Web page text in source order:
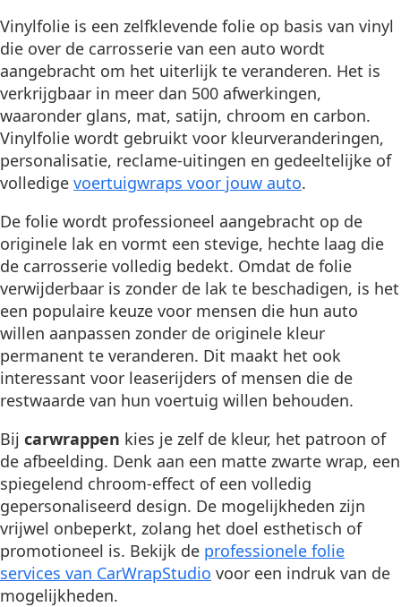
Vinylfolie is een zelfklevende folie op basis van vinyl
die over de carrosserie van een auto wordt
aangebracht om het uiterlijk te veranderen. Het is
verkrijgbaar in meer dan 500 afwerkingen,
waaronder glans, mat, satijn, chroom en carbon.
Vinylfolie wordt gebruikt voor kleurveranderingen,
personalisatie, reclame-uitingen en gedeeltelijke of
volledige voertuigwraps voor jouw auto.
De folie wordt professioneel aangebracht op de
originele lak en vormt een stevige, hechte laag die
de carrosserie volledig bedekt. Omdat de folie
verwijderbaar is zonder de lak te beschadigen, is het
een populaire keuze voor mensen die hun auto
willen aanpassen zonder de originele kleur
permanent te veranderen. Dit maakt het ook
interessant voor leaserijders of mensen die de
restwaarde van hun voertuig willen behouden.
Bij carwrappen kies je zelf de kleur, het patroon of
de afbeelding. Denk aan een matte zwarte wrap, een
spiegelend chroom-effect of een volledig
gepersonaliseerd design. De mogelijkheden zijn
vrijwel onbeperkt, zolang het doel esthetisch of
promotioneel is. Bekijk de professionele folie
services van CarWrapStudio voor een indruk van de
mogelijkheden.